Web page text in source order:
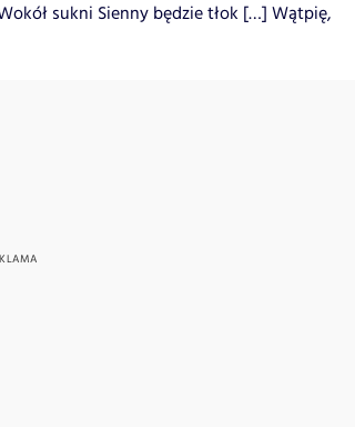
sukni Sienny będzie tłok […] Wątpię,